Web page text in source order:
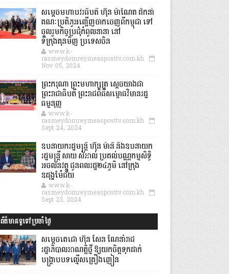
សម្តេចមហាបវរធិបតី ហ៊ុន ម៉ាណែត ដឹកនាំ
គណៈប្រតិភូអញ្ជើញចាកចេញពីកម្ពុជា ទៅ
ចូលរួមកិច្ចប្រជុំកំពូលនានា នៅ
ទីក្រុងគុនមិញ ប្រទេសចិន
www.k-
rasmeydomreymeasposttv.com.kh
Nov 05, 2024
ព្រះករុណា ព្រះមហាក្សត្រ ស្តេចយាងជា
ព្រះរាជាធិបតី ព្រះរាជពិធីសម្ពោធវិមានរដ្ឋ
ធម្មនុញ្ញ
www.k-
rasmeydomreymeasposttv.com.kh
Sept 24, 2024
ឧបនាយករដ្ឋមន្ដ្រី ហ៊ុន ម៉ានី និងឧបនាយក
រដ្ឋមន្ដ្រី សាយ សំអាល់ ប្រគល់បណ្ណកម្មសិទ្ធិ
អចលនវត្ថុ ជូនពលរដ្ឋ២៤ភូមិ នៅក្រុង
ឧដុង្គម៉ែជ័យ
www.k-
rasmeydomreymeasposttv.com.kh
Sept 23, 2024
ព័ត៌មានទូទៅប្រចាំថ្ងៃ
សម្តេចតេជោ ហ៊ុន សែន ណែនាំរាជ
រដ្ឋាភិបាលអាណត្តិថ្មី ឱ្យយកចិត្តទុកដាក់
បង្ក្រាបបទល្មើសគ្រឿងញៀន